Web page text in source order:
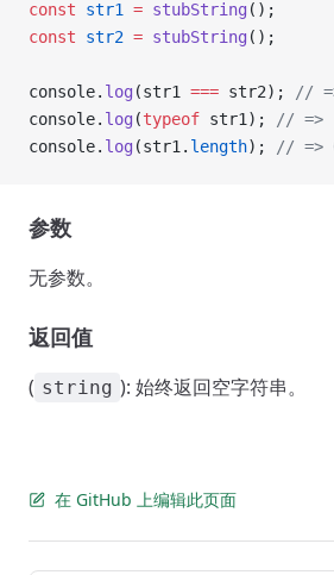
const str1 = stubString ();
const str2 = stubString ();
console. log (str1 === str2);
//
console. log (typeof str1);
// =>
console. log (str1. length); // =>
参数
无参数。
返回值
( string ): 始终返回空字符串。
在 GitHub 上编辑此页面